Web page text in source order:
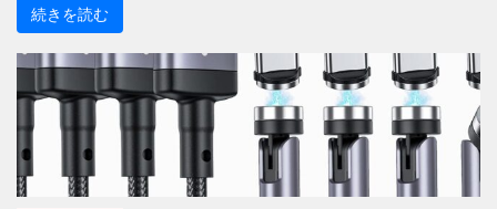
続きを読む